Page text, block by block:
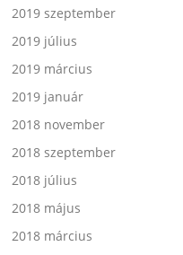
2019 szeptember
2019 július
2019 március
2019 január
2018 november
2018 szeptember
2018 július
2018 május
2018 március